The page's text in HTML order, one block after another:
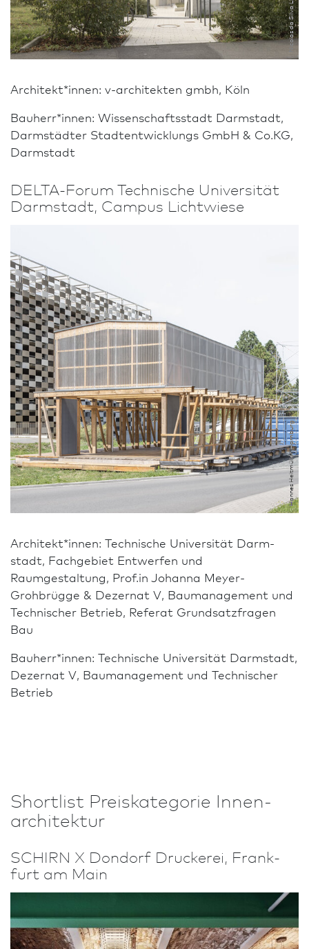
Architekt*innen: v-architekten gmbh, Köln
Bauherr*innen: Wissenschaftsstadt Darm­stadt,
Darmstädter Stadtentwicklungs GmbH & Co.KG,
Darm­stadt
DELTA-Forum Technische Univer­sität
Darm­stadt, Campus Lichtwiese
Hannes Heitmüller, Hamburg
Architekt*innen: Technische Univer­sität Darm­
stadt, Fachgebiet Entwerfen und
Raumgestaltung, Prof.in Johanna Meyer-
Grohbrügge & Dezernat V, Baumanagement und
Technischer Betrieb, Referat Grundsatzfragen
Bau
Bauherr*innen: Technische Univer­sität Darm­stadt,
Dezernat V, Baumanagement und Technischer
Betrieb
Shortlist Preiskategorie Innen­
architektur
SCHIRN X Dondorf Druckerei, Frank­
furt am Main